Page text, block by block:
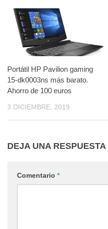
Portátil HP Pavilion gaming
15-dk0003ns más barato.
Ahorro de 100 euros
3 DICIEMBRE, 2019
DEJA UNA RESPUESTA
Comentario *